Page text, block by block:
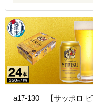
a17-130 【サッポロ ビ